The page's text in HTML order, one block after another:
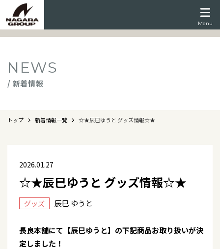
Menu
NEWS
/ 新着情報
トップ 新着情報一覧 ☆★辰巳ゆうと グッズ情報☆★
2026.01.27
☆★辰巳ゆうと グッズ情報☆★
グッズ 辰巳 ゆうと
長良本舗にて【辰巳ゆうと】の下記商品お取り扱いが決
定しました！